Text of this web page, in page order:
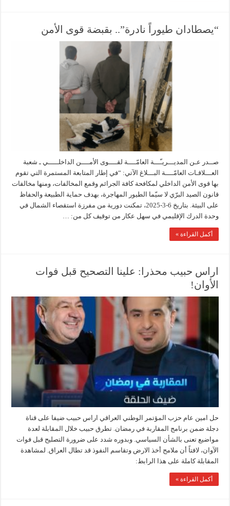
“يصطادان طيوراً نادرة”.. بقبضة قوى الأمن
صــدر عـن المديـــريـّـــة العامّــــة لقــــوى الأمــــن الداخلـــــي ـ شعبة
العـــلاقـات العامّــــة البـــلاغ الآتي: “في إطار المتابعة المستمرة التي تقوم
بها قوى الأمن الداخلي لمكافحة كافة الجرائم وقمع المخالفات، ومنها مخالفات
قانون الصيد البرّي لا سيّما الطيور المهاجرة، بهدف حماية الطبيعة والحفاظ
على البيئة. بتاريخ 6-3-2025، تمكنت دورية من مفرزة استقصاء الشمال في
وحدة الدرك الإقليمي في سهل عكار من توقيف كل من: …
أكمل القراءة »
‏اراس حبيب محذرا: علينا التصحيح قبل فوات
الأوان!
حل امين عام حزب المؤتمر الوطني العراقي اراس حبيب ضيفا على قناة
دجلة ضمن برنامج المقاربة في رمضان. تطرق حبيب خلال المقابلة لعدة
مواضيع تعنى بالشأن السياسي. وبدوره شدد على ضرورة التصليح قبل فوات
الآوان، لافتاً أن ملامح أخذ الارض وتقاسم النفوذ قد تطال العراق. لمشاهدة
المقابلة كاملة على هذا الرابط:
أكمل القراءة »